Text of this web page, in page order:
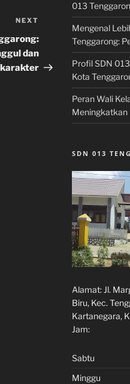
Post
NEXT
dan
013
Mengenal
Tenggarong:
Profil SDN
Kota
Peran Wali
Meningkatkan
SDN 013
Alamat: Jl.
Biru, Kec.
Kartanegara,
Jam:
Sabtu
Minggu